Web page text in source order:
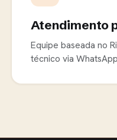
Atendimento
Equipe baseada no
técnico via